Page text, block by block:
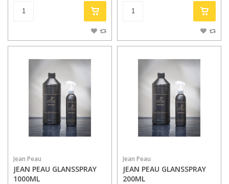
Jean Peau
JEAN PEAU GLANSSPRAY
1000ML
Jean Peau
JEAN PEAU GLANSSPRAY
200ML